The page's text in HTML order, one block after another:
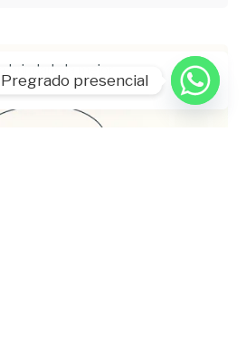
la mejor
Pregrado presencial